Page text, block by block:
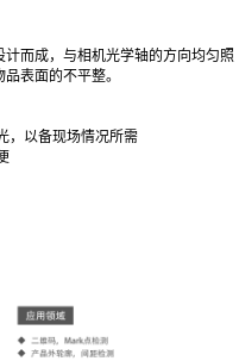
而成，与相机光学轴的方向均匀照
表面的不平整。
，以备现场情况所需